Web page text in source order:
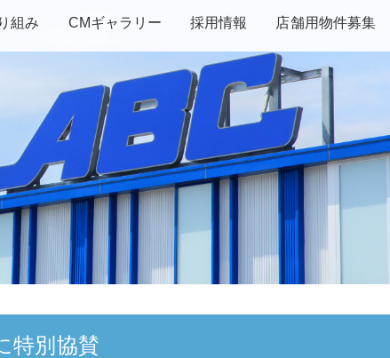
組み CMギャラリー 採用情報 店舗用物件募集
特別協賛